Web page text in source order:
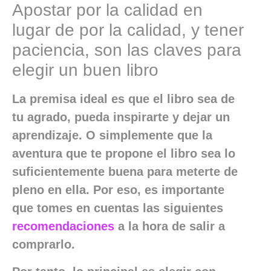
Apostar por la calidad en
lugar de por la calidad, y tener
paciencia, son las claves para
elegir un buen libro
La premisa ideal es que el libro sea de
tu agrado, pueda inspirarte y dejar un
aprendizaje. O simplemente que la
aventura que te propone el libro sea lo
suficientemente buena para meterte de
pleno en ella. Por eso, es importante
que tomes en cuentas las siguientes
recomendaciones a la hora de salir a
comprarlo.